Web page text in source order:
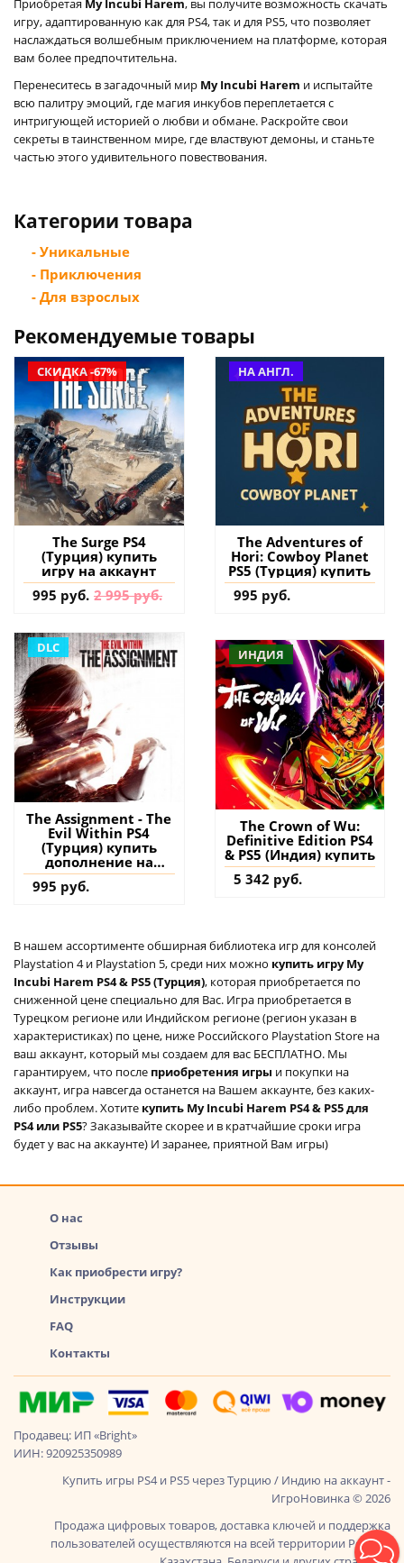
Приобретая My Incubi Harem, вы получите возможность скачать
игру, адаптированную как для PS4, так и для PS5, что позволяет
наслаждаться волшебным приключением на платформе, которая
вам более предпочтительна.
Перенеситесь в загадочный мир My Incubi Harem и испытайте
всю палитру эмоций, где магия инкубов переплетается с
интригующей историей о любви и обмане. Раскройте свои
секреты в таинственном мире, где властвуют демоны, и станьте
частью этого удивительного повествования.
Категории товара
- Уникальные
- Приключения
- Для взрослых
Рекомендуемые товары
СКИДКА -67%
The Surge PS4
(Турция) купить
игру на аккаунт
995 руб. 2 995 руб.
НА АНГЛ.
The Adventures of
Hori: Cowboy Planet
PS5 (Турция) купить
995 руб.
DLC
The Assignment - The
Evil Within PS4
(Турция) купить
дополнение на
аккаунт
995 руб.
ИНДИЯ
The Crown of Wu:
Definitive Edition PS4
& PS5 (Индия) купить
5 342 руб.
В нашем ассортименте обширная библиотека игр для консолей
Playstation 4 и Playstation 5, среди них можно купить игру My
Incubi Harem PS4 & PS5 (Турция), которая приобретается по
сниженной цене специально для Вас. Игра приобретается в
Турецком регионе или Индийском регионе (регион указан в
характеристиках) по цене, ниже Российского Playstation Store на
ваш аккаунт, который мы создаем для вас БЕСПЛАТНО. Мы
гарантируем, что после приобретения игры и покупки на
аккаунт, игра навсегда останется на Вашем аккаунте, без каких-
либо проблем. Хотите купить My Incubi Harem PS4 & PS5 для
PS4 или PS5? Заказывайте скорее и в кратчайшие сроки игра
будет у вас на аккаунте) И заранее, приятной Вам игры)
О нас
Отзывы
Как приобрести игру?
Инструкции
FAQ
Контакты
Продавец: ИП «Bright»
ИИН: 920925350989
Купить игры PS4 и PS5 через Турцию / Индию на аккаунт -
ИгроНовинка © 2026
Продажа цифровых товаров, доставка ключей и поддержка
пользователей осуществляются на всей территории России,